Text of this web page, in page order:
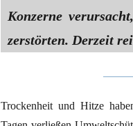
Konzerne
zerstörten. Derzeit
Trockenheit und Hitze